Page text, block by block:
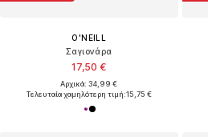
O'NEILL
Σαγιονάρα
17,50 €
Αρχικά: 34,99 €
Τελευταία χαμηλότερη τιμή:15,75 €